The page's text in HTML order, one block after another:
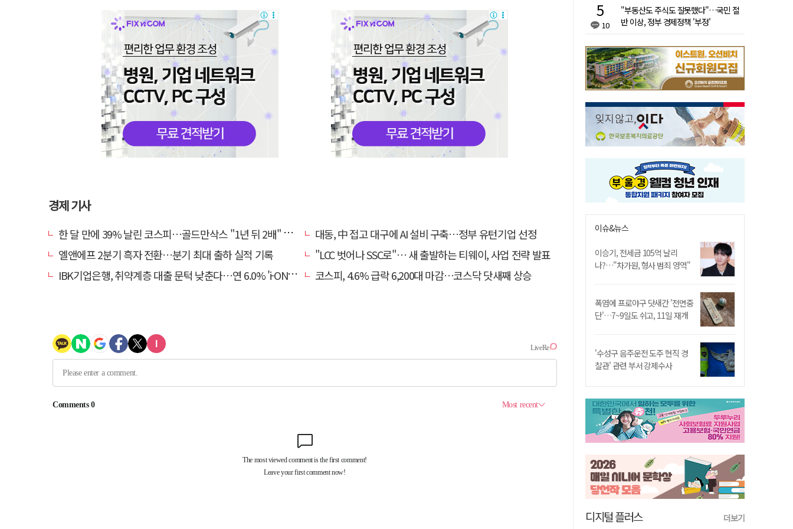
경제 기사
한 달 만에 39% 날린 코스피…골드만삭스 "1년 뒤 2배" 예상, 왜?
대동, 中 접고 대구에 AI 설비 구축…정부 유턴기업 선정
엘앤에프 2분기 흑자 전환…분기 최대 출하 실적 기록
"LCC 벗어나 SSC로"… 새 출발하는 티웨이, 사업 전략 발표
IBK기업은행, 취약계층 대출 문턱 낮춘다…연 6.0% 'i-ONE 햇살론 특례보증' 비대면 출시
코스피, 4.6% 급락 6,200대 마감…코스닥 닷새째 상승
10
"부동산도 주식도 잘못했다"…국민 절
반 이상, 정부 경제정책 '부정'
이슈&뉴스
이승기, 전세금 105억 날리
나?…"차가원, 형사 범죄 영역"
폭염에 프로야구 닷새간 '전면중
단'…7~9일도 쉬고, 11일 재개
'수성구 음주운전 도주 현직 경
찰관' 관련 부서 강제수사
디지털 플러스 더보기